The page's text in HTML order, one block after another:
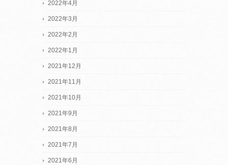
2022年4月
2022年3月
2022年2月
2022年1月
2021年12月
2021年11月
2021年10月
2021年9月
2021年8月
2021年7月
2021年6月